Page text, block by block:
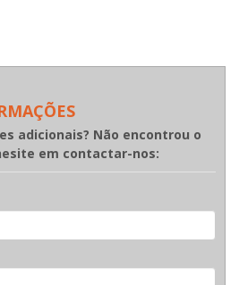
adicionais? Não encontrou o
em contactar-nos: